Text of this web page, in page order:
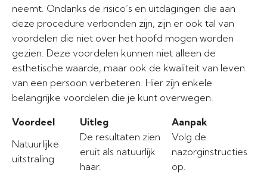
neemt. Ondanks de risico’s en uitdagingen die aan
deze procedure verbonden zijn, zijn er ook tal van
voordelen die niet over het hoofd mogen worden
gezien. Deze voordelen kunnen niet alleen de
esthetische waarde, maar ook de kwaliteit van leven
van een persoon verbeteren. Hier zijn enkele
belangrijke voordelen die je kunt overwegen.
Voordeel Uitleg
Aanpak
Natuurlijke
uitstraling
De resultaten zien
eruit als natuurlijk
haar.
Volg de
nazorginstructies
op.